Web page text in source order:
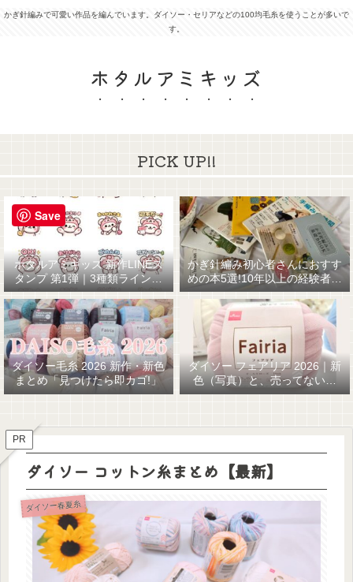
かぎ針編みで可愛い作品を編んでいます。ダイソー・セリアなどの100均毛糸を使うことが多いで
す。
ホタルアミキッズ
PICK UP!!
ホタルアミキッズ 新作LINEス
タンプ 第1弾｜3種類ラインナ
ップ☆
かぎ針編み初心者さんにおすす
めの本5選!10年以上の経験者が
厳選
ダイソー毛糸 2026 新作・新色
まとめ「見つけたら即カゴ!」
ダイソー フェアリア 2026｜新
色（写真）と、売ってない…
GETまでの話
PR
ダイソー コットン糸まとめ【最新】
ダイソー春夏糸
Save